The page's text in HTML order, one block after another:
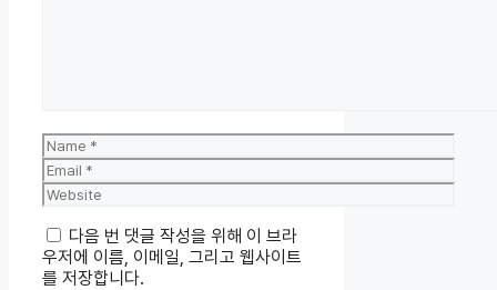
Name
Email
Website
다음 번 댓글 작성을 위해 이 브라
우저에 이름, 이메일, 그리고 웹사이트
를 저장합니다.